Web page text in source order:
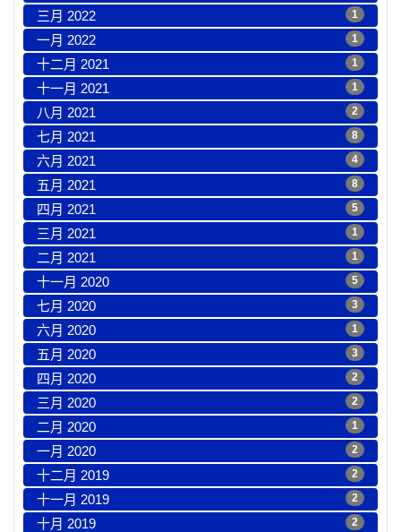
三月 2022 1
一月 2022 1
十二月 2021 1
十一月 2021 1
八月 2021 2
七月 2021 8
六月 2021 4
五月 2021 8
四月 2021 5
三月 2021 1
二月 2021 1
十一月 2020 5
七月 2020 3
六月 2020 1
五月 2020 3
四月 2020 2
三月 2020 2
二月 2020 1
一月 2020 2
十二月 2019 2
十一月 2019 2
十月 2019 2